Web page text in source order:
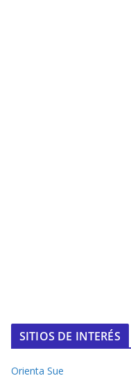
SITIOS DE INTERÉS
Orienta Sue